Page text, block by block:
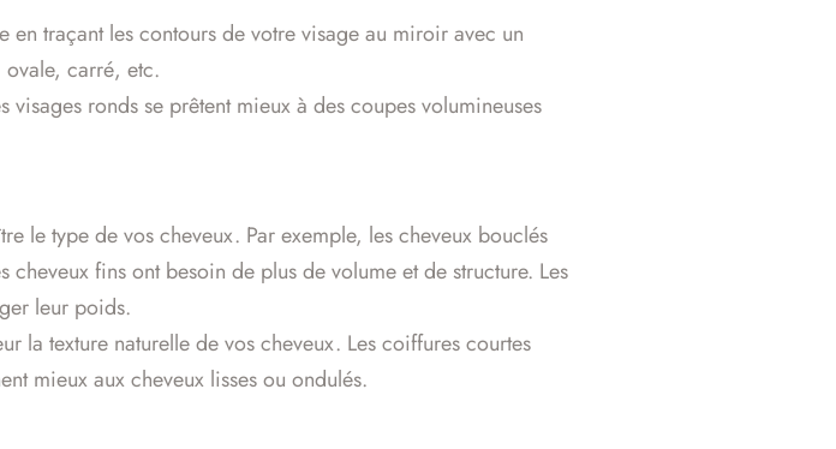
traçant les contours de votre visage au miroir avec un
carré, etc.
ronds se prêtent mieux à des coupes volumineuses
le type de vos cheveux. Par exemple, les cheveux bouclés
fins ont besoin de plus de volume et de structure. Les
leur poids.
la texture naturelle de vos cheveux. Les coiffures courtes
mieux aux cheveux lisses ou ondulés.